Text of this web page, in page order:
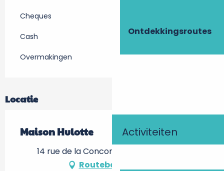
Ontdekkingsroutes
Activiteiten
Cheques
Cash
Overmakingen
Locatie
Maison Hulotte
14 rue de la Concorde, 37400 Amboise
Routebeschrijving